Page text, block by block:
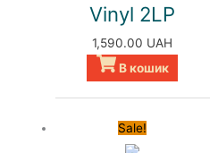
Vinyl 2LP
1,590.00 UAH
В кошик
Sale!